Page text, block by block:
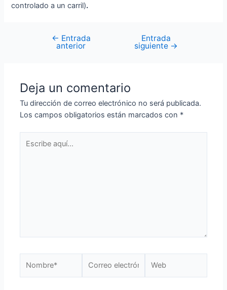
controlado a un carril).
← Entrada
anterior
Entrada
siguiente →
Deja un comentario
Tu dirección de correo electrónico no será publicada.
Los campos obligatorios están marcados con *